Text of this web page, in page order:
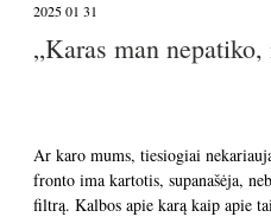
2025 01 31
„Karas man
Ar karo mums, tiesiogiai
fronto ima kartotis, supanašėja,
filtrą. Kalbos apie karą kaip apie